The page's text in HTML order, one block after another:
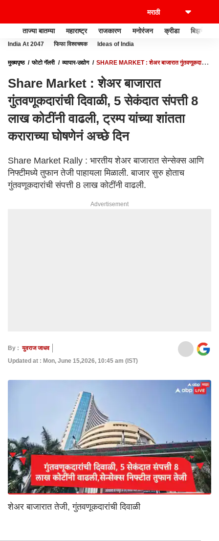
ताज्या बातम्या महाराष्ट्र राजकारण मनोरंजन क्रीडा बिझनेस
India At 2047 फिफा विश्वचषक Ideas of India
मुख्यपृष्ठ फोटो गॅलरी व्यापार-उद्योग
SHARE MARKET : शेअर बाजारात गुंतवणूकदारांची
Share Market : शेअर बाजारात
गुंतवणूकदारांची दिवाळी, 5 सेकंदात संपत्ती 8
लाख कोटींनी वाढली, ट्रम्प यांच्या शांतता
कराराच्या घोषणेनं अच्छे दिन
Share Market Rally : भारतीय शेअर बाजारात सेन्सेक्स आणि
निफ्टीमध्ये तुफान तेजी पाहायला मिळाली. बाजार सुरु होताच
गुंतवणूकदारांची संपत्ती 8 लाख कोटींनी वाढली.
Advertisement
By :युवराज जाधव
Updated at : Mon, June 15,2026, 10:45 am (IST)
शेअर बाजारात तेजी, गुंतवणूकदारांची दिवाळी